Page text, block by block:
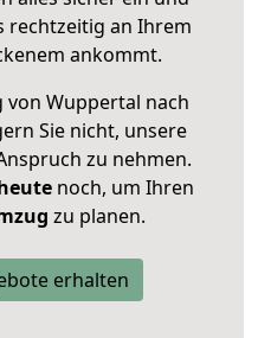
rechtzeitig an Ihrem
ankommt.
von Wuppertal nach
Sie nicht, unsere
zu nehmen.
noch, um Ihren
zu planen.
erhalten